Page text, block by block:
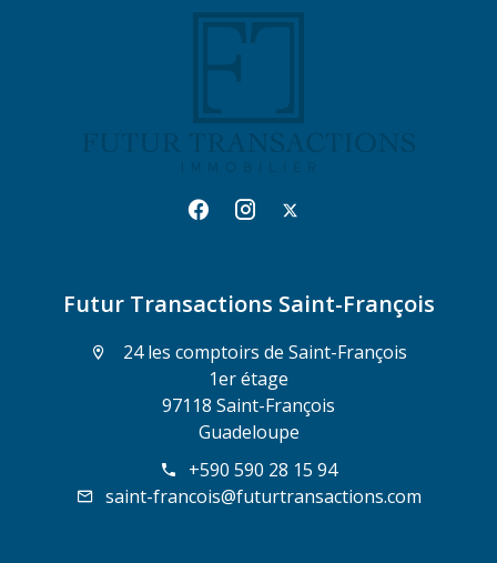
Futur Transactions Saint-François
24 les comptoirs de Saint-François
1er étage
97118 Saint-François
Guadeloupe
+590 590 28 15 94
saint-francois@futurtransactions.com